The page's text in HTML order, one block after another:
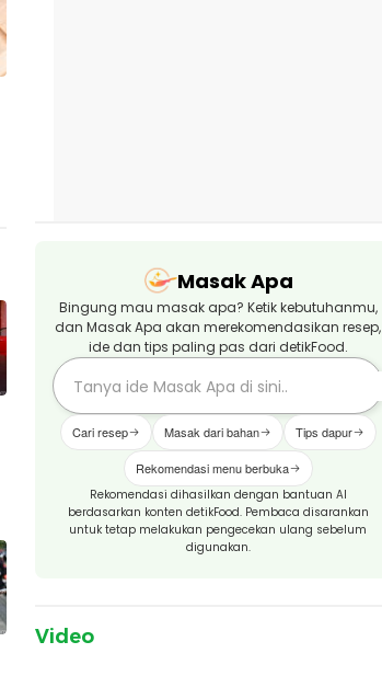
Masak Apa
Bingung mau masak apa? Ketik kebutuhanmu,
dan Masak Apa akan merekomendasikan resep,
ide dan tips paling pas dari detikFood.
Cari resep Masak dari bahan Tips dapur
Rekomendasi menu berbuka
Rekomendasi dihasilkan dengan bantuan AI
berdasarkan konten detikFood. Pembaca disarankan
untuk tetap melakukan pengecekan ulang sebelum
digunakan.
Video